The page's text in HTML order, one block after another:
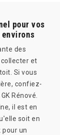
pour vos
des
et
Si vous
confiez-
Rénové.
il est en
soit en
pour un